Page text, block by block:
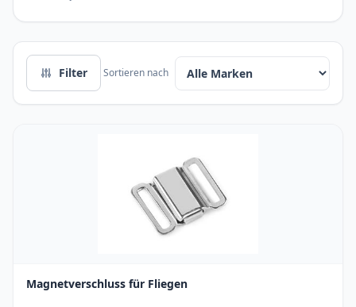
Filter Sortieren nach
Magnetverschluss für Fliegen